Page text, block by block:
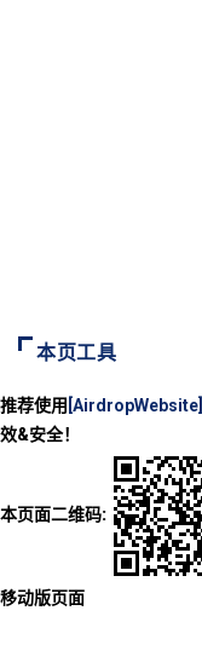
本页工具
推荐使用 [AirdropWebsite]
效&安全！
本页面二维码:
移动版页面